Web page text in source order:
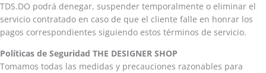
TDS.DO podrá denegar, suspender temporalmente o eliminar el
servicio contratado en caso de que el cliente falle en honrar los
pagos correspondientes siguiendo estos términos de servicio.
Políticas de Seguridad THE DESIGNER SHOP
Tomamos todas las medidas y precauciones razonables para